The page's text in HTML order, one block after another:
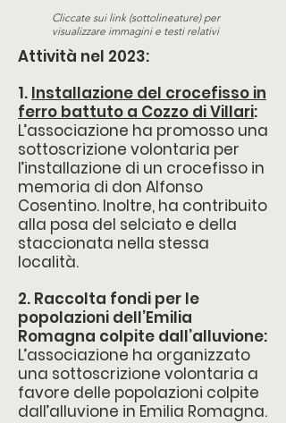
Cliccate sui link (sottolineature) per
visualizzare immagini e testi relativi
Attività nel 2023:
1. Installazione del crocefisso in
ferro battuto a Cozzo di Villari:
L’associazione ha promosso una
sottoscrizione volontaria per
l’installazione di un crocefisso in
memoria di don Alfonso
Cosentino. Inoltre, ha contribuito
alla posa del selciato e della
staccionata nella stessa
località.
2. Raccolta fondi per le
popolazioni dell’Emilia
Romagna colpite dall’alluvione:
L’associazione ha organizzato
una sottoscrizione volontaria a
favore delle popolazioni colpite
dall’alluvione in Emilia Romagna.